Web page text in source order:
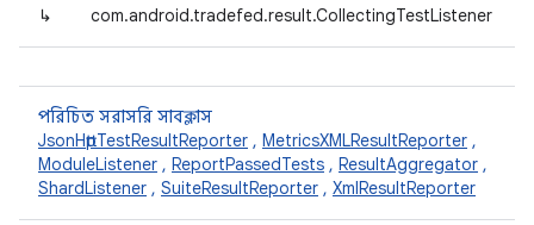
↳ com.android.tradefed.result.CollectingTestListener
পরিচিত সরাসরি সাবক্লাস
JsonHttpTestResultReporter , MetricsXMLResultReporter ,
ModuleListener , ReportPassedTests , ResultAggregator ,
ShardListener , SuiteResultReporter , XmlResultReporter